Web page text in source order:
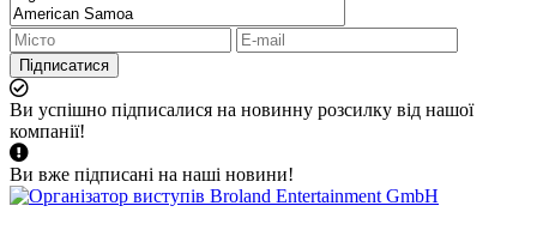
Підписатися
Ви успішно підписалися на новинну розсилку від нашої
компанії!
Ви вже підписані на наші новини!